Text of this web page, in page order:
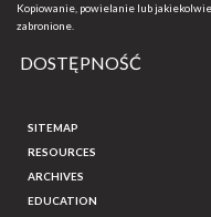
Kopiowanie, powielanie lub
zabronione.
DOSTĘPNOŚĆ
SITEMAP
RESOURCES
ARCHIVES
EDUCATION